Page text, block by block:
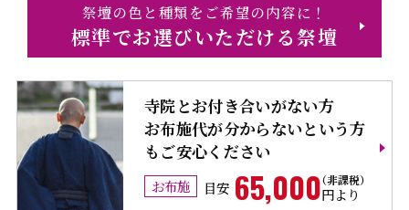
祭壇の色と種類をご希望の内容に！
標準でお選びいただける祭壇
寺院とお付き合いがない方
お布施代が分からないという方
もご安心ください
お布施 目安 65,000円より